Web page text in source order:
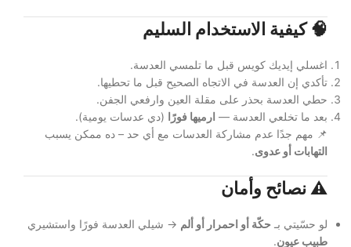
🧠كيفية الاستخدام السليم
اغسلي إيديك كويس قبل ما تلمسي العدسة.
تأكدي إن العدسة في الاتجاه الصحيح قبل ما تحطيها.
حطي العدسة بحذر على مقلة العين وارفعي الجفن.
بعد ما تخلعي العدسة — ارميها فورًا (دي عدسات يومية).
📌 مهم جدًا عدم مشاركة العدسات مع أي حد – ده ممكن يسبب
التهابات أو عدوى.
⚠️ نصائح وأمان
لو حسّيتي بـ حكّة أو احمرار أو ألم → شيلي العدسة فورًا واستشيري
طبيب عيون.